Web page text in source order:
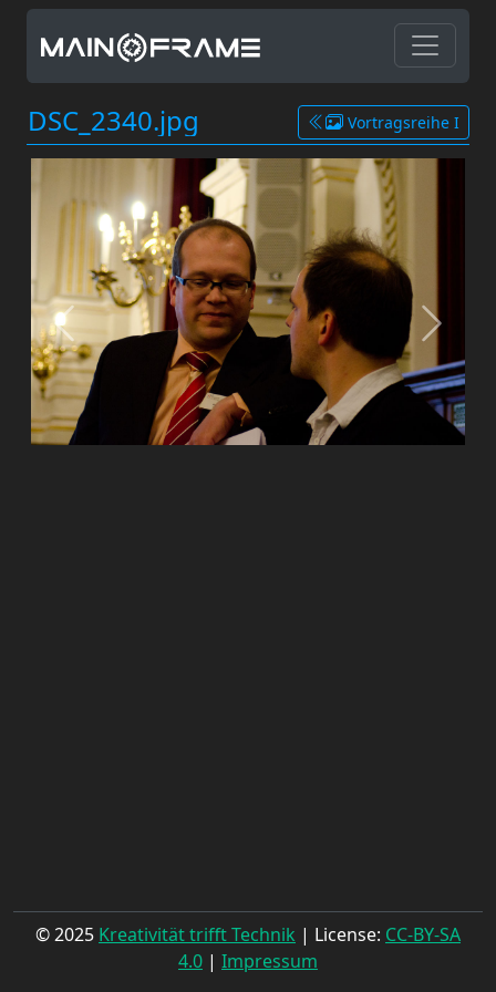
DSC_2340.jpg Vortragsreihe I
© 2025 Kreativität trifft Technik | License: CC-BY-SA
4.0 | Impressum